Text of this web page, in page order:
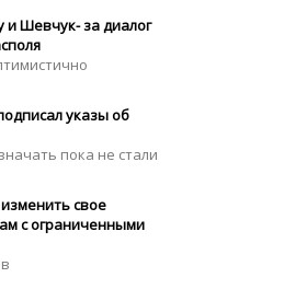
и Шевчук- за диалог
указы об
пока не стали
свое
с ограниченными